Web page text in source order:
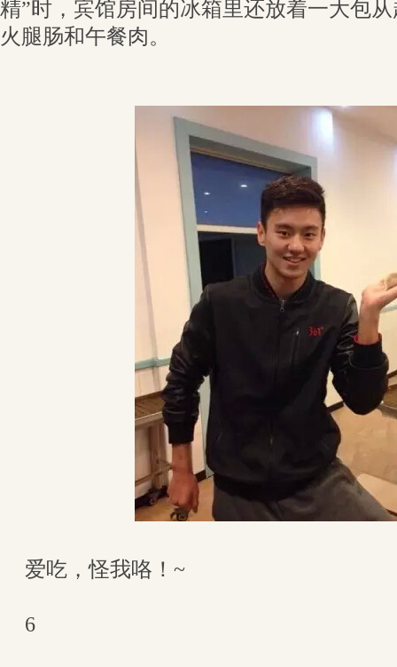
精”时，宾馆房间的冰箱里还放着一大包
火腿肠和午餐肉。
爱吃，怪我咯！~
6